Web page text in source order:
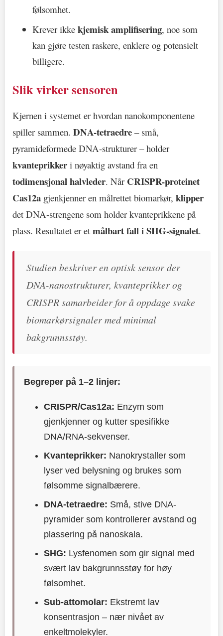
følsomhet.
Krever ikke kjemisk amplifisering, noe som
kan gjøre testen raskere, enklere og potensielt
billigere.
Slik virker sensoren
Kjernen i systemet er hvordan nanokomponentene
spiller sammen. DNA-tetraedre – små,
pyramideformede DNA-strukturer – holder
kvanteprikker i nøyaktig avstand fra en
todimensjonal halvleder. Når CRISPR-proteinet
Cas12a gjenkjenner en målrettet biomarkør, klipper
det DNA-strengene som holder kvanteprikkene på
plass. Resultatet er et målbart fall i SHG-signalet.
Studien beskriver en optisk sensor der
DNA-nanostrukturer, kvanteprikker og
CRISPR samarbeider for å oppdage svake
biomarkørsignaler med minimal
bakgrunnsstøy.
Begreper på 1–2 linjer:
CRISPR/Cas12a: Enzym som
gjenkjenner og kutter spesifikke
DNA/RNA-sekvenser.
Kvanteprikker: Nanokrystaller som
lyser ved belysning og brukes som
følsomme signalbærere.
DNA-tetraedre: Små, stive DNA-
pyramider som kontrollerer avstand og
plassering på nanoskalа.
SHG: Lysfenomen som gir signal med
svært lav bakgrunnsstøy for høy
følsomhet.
Sub-attomolar: Ekstremt lav
konsentrasjon – nær nivået av
enkeltmolekyler.